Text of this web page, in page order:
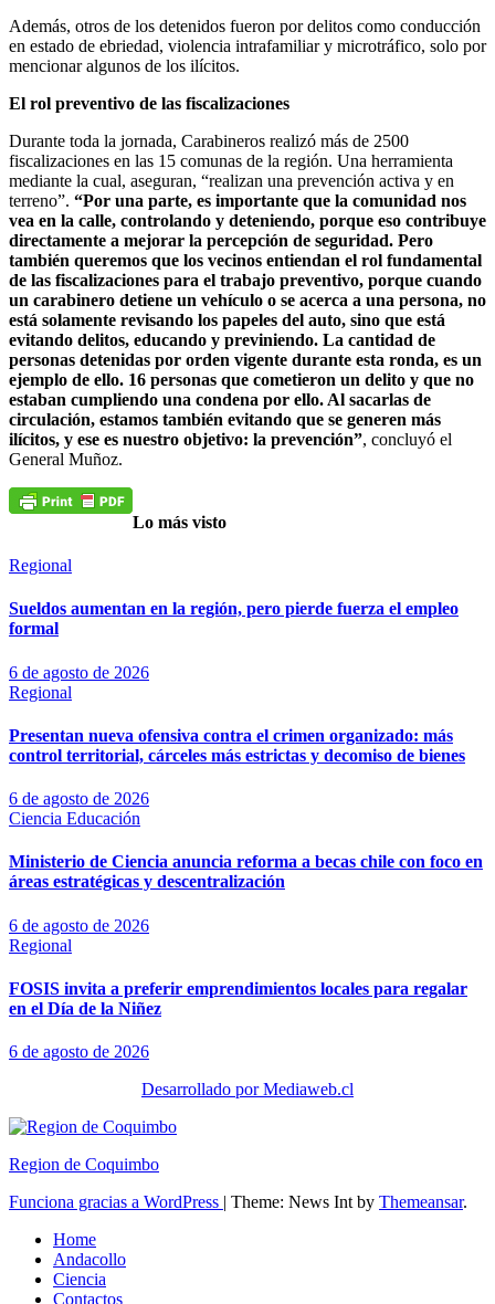
Además, otros de los detenidos fueron por delitos como conducción
en estado de ebriedad, violencia intrafamiliar y microtráfico, solo por
mencionar algunos de los ilícitos.
El rol preventivo de las fiscalizaciones
Durante toda la jornada, Carabineros realizó más de 2500
fiscalizaciones en las 15 comunas de la región. Una herramienta
mediante la cual, aseguran, “realizan una prevención activa y en
terreno”. “Por una parte, es importante que la comunidad nos
vea en la calle, controlando y deteniendo, porque eso contribuye
directamente a mejorar la percepción de seguridad. Pero
también queremos que los vecinos entiendan el rol fundamental
de las fiscalizaciones para el trabajo preventivo, porque cuando
un carabinero detiene un vehículo o se acerca a una persona, no
está solamente revisando los papeles del auto, sino que está
evitando delitos, educando y previniendo. La cantidad de
personas detenidas por orden vigente durante esta ronda, es un
ejemplo de ello. 16 personas que cometieron un delito y que no
estaban cumpliendo una condena por ello. Al sacarlas de
circulación, estamos también evitando que se generen más
ilícitos, y ese es nuestro objetivo: la prevención”, concluyó el
General Muñoz.
Lo más visto
Regional
Sueldos aumentan en la región, pero pierde fuerza el empleo
formal
6 de agosto de 2026
Regional
Presentan nueva ofensiva contra el crimen organizado: más
control territorial, cárceles más estrictas y decomiso de bienes
6 de agosto de 2026
Ciencia Educación
Ministerio de Ciencia anuncia reforma a becas chile con foco en
áreas estratégicas y descentralización
6 de agosto de 2026
Regional
FOSIS invita a preferir emprendimientos locales para regalar
en el Día de la Niñez
6 de agosto de 2026
Desarrollado por Mediaweb.cl
Region de Coquimbo
Funciona gracias a WordPress | Theme: News Int by Themeansar.
Home
Andacollo
Ciencia
Contactos